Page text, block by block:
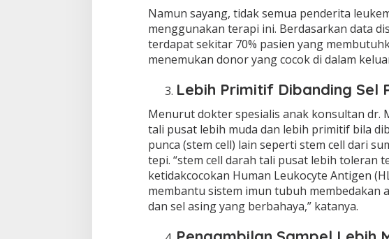
Namun sayang, tidak semua penderita
menggunakan terapi ini. Berdasarkan data
terdapat sekitar 70% pasien yang
menemukan donor yang cocok di dalam
Lebih Primitif Dibanding Sel
Menurut dokter spesialis anak konsultan dr.
tali pusat lebih muda dan lebih primitif bila
punca (stem cell) lain seperti stem cell dari
tepi. “stem cell darah tali pusat lebih toleran
ketidakcocokan Human Leukocyte Antigen
membantu sistem imun tubuh membedakan
dan sel asing yang berbahaya,” katanya.